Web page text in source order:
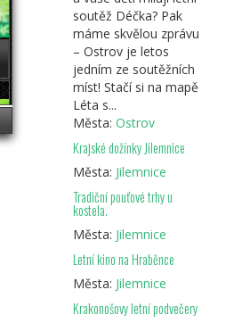
soutěž Déčka? Pak
máme skvělou zprávu
– Ostrov je letos
jedním ze soutěžních
míst! Stačí si na mapě
Léta s...
Města: Ostrov
Krajské dožínky Jilemnice
Města: Jilemnice
Tradiční pouťové trhy u
kostela.
Města: Jilemnice
Letní kino na Hraběnce
Města: Jilemnice
Krakonošovy letní podvečery